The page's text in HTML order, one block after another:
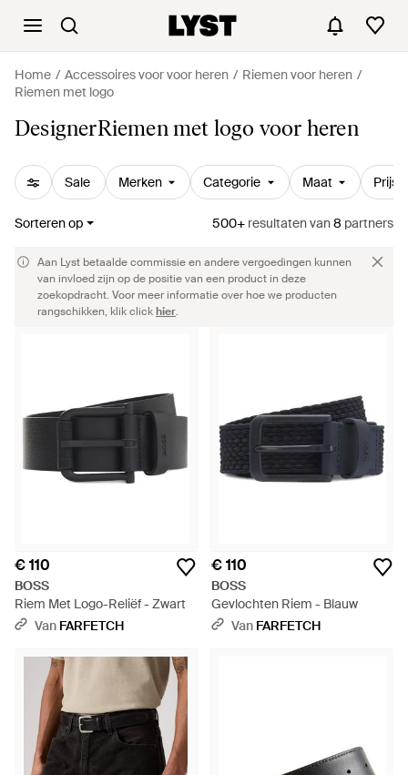
Home Accessoires voor voor heren
Riemen voor heren
Riemen met logo
DesignerRiemen met logo voor heren
Sale Merken Categorie Maat Prijs
Sorteren op 500+ resultatenvan8 partners
Aan Lyst betaalde commissie en andere vergoedingen kunnen
van invloed zijn op de positie van een product in deze
zoekopdracht. Voor meer informatie over hoe we producten
rangschikken, klik clickhier.
€ 110
BOSS
Riem Met Logo-Reliëf - Zwart
Van FARFETCH
€ 110
BOSS
Gevlochten Riem - Blauw
Van FARFETCH